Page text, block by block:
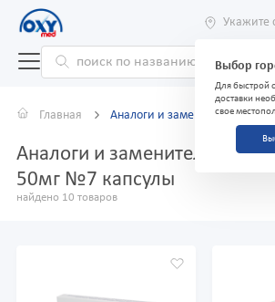
Укажите
Выбор
Для быстрой
доставки
свое
Главная Аналоги и заменители
Аналоги и заменители
50мг №7 капсулы
найдено 10 товаров